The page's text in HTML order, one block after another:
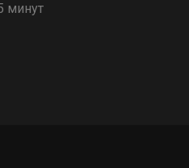
минут